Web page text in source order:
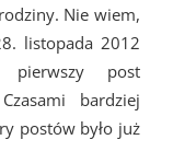
Nie wiem,
listopada 2012
pierwszy post
bardziej
postów było już